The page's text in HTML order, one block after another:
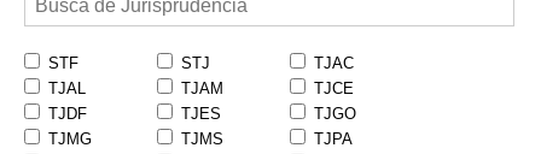
STF STJ
TJAC
TJAL
TJAM
TJCE
TJDF
TJES
TJGO
TJMG
TJMS
TJPA